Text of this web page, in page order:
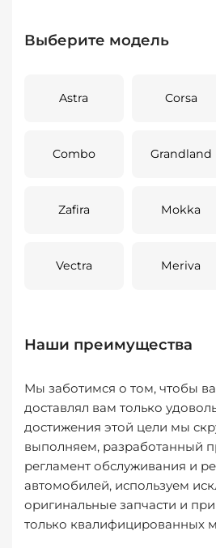
Выберите модель
Astra Corsa
Combo Grandland
Zafira Mokka
Vectra Meriva
Наши преимущества
Мы заботимся о том, чтобы
доставлял вам только
достижения этой цели мы
выполняем, разработанный
регламент обслуживания и
автомобилей, используем
оригинальные запчасти и
только квалифицированных